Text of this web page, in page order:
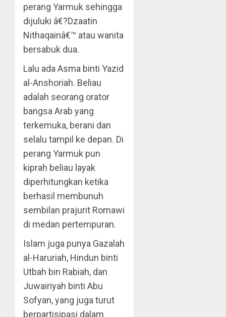
perang Yarmuk sehingga
dijuluki â€?Dzaatin
Nithaqainâ€™ atau wanita
bersabuk dua.
Lalu ada Asma binti Yazid
al-Anshoriah. Beliau
adalah seorang orator
bangsa Arab yang
terkemuka, berani dan
selalu tampil ke depan. Di
perang Yarmuk pun
kiprah beliau layak
diperhitungkan ketika
berhasil membunuh
sembilan prajurit Romawi
di medan pertempuran.
Islam juga punya Gazalah
al-Haruriah, Hindun binti
Utbah bin Rabiah, dan
Juwairiyah binti Abu
Sofyan, yang juga turut
berpartisipasi dalam